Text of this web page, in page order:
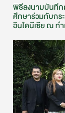
พิธีลงนามบันทึก
ศึกษาร่วมกับกร
อินโดนีเซีย ณ ท